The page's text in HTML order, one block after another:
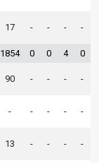
17 - - - -
1854 0 0 4 0
90 - - - -
- - - - -
13 - - - -